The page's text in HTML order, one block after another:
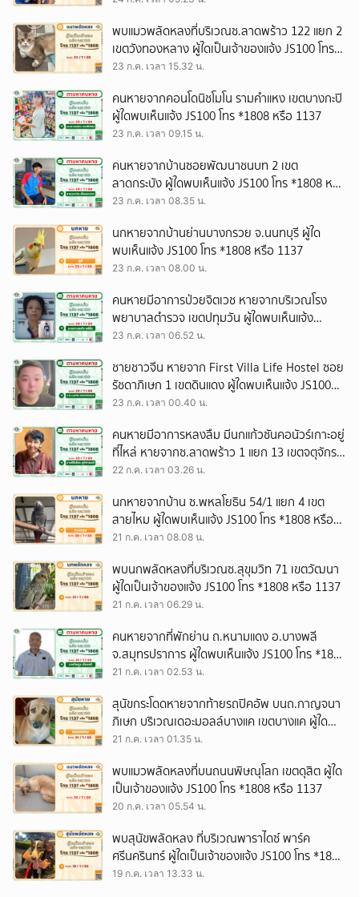
พบแมวพลัดหลงที่บริเวณซ.ลาดพร้าว 122 แยก 2
เขตวังทองหลาง ผู้ใดเป็นเจ้าของแจ้ง JS100 โทร
*1808 หรือ 1137
23 ก.ค. เวลา 15.32 น.
คนหายจากคอนโดนิชโมโน รามคำแหง เขตบางกะปิ
ผู้ใดพบเห็นแจ้ง JS100 โทร *1808 หรือ 1137
23 ก.ค. เวลา 09.15 น.
คนหายจากบ้านซอยพัฒนาชนบท 2 เขต
ลาดกระบัง ผู้ใดพบเห็นแจ้ง JS100 โทร *1808 หรือ
1137
23 ก.ค. เวลา 08.35 น.
นกหายจากบ้านย่านบางกรวย จ.นนทบุรี ผู้ใด
พบเห็นแจ้ง JS100 โทร *1808 หรือ 1137
23 ก.ค. เวลา 08.00 น.
คนหายมีอาการป่วยจิตเวช หายจากบริเวณโรง
พยาบาลตำรวจ เขตปทุมวัน ผู้ใดพบเห็นแจ้ง
JS100 โทร *1808 หรือ 1137
23 ก.ค. เวลา 06.52 น.
ชายชาวจีน หายจาก First Villa Life Hostel ซอย
รัชดาภิเษก 1 เขตดินแดง ผู้ใดพบเห็นแจ้ง JS100
โทร *1808 หรือ 1137
23 ก.ค. เวลา 00.40 น.
คนหายมีอาการหลงลืม มีนกแก้วซันคอนัวร์เกาะอยู่
ที่ไหล่ หายจากซ.ลาดพร้าว 1 แยก 13 เขตจตุจักร
ผู้ใดพบเห็นแจ้ง JS100 โทร *1808 หรือ 1137
22 ก.ค. เวลา 03.26 น.
นกหายจากบ้าน ซ.พหลโยธิน 54/1 แยก 4 เขต
สายไหม ผู้ใดพบเห็นแจ้ง JS100 โทร *1808 หรือ
1137
21 ก.ค. เวลา 08.08 น.
พบนกพลัดหลงที่บริเวณซ.สุขุมวิท 71 เขตวัฒนา
ผู้ใดเป็นเจ้าของแจ้ง JS100 โทร *1808 หรือ 1137
21 ก.ค. เวลา 06.29 น.
คนหายจากที่พักย่าน ถ.หนามแดง อ.บางพลี
จ.สมุทรปราการ ผู้ใดพบเห็นแจ้ง JS100 โทร *1808
หรือ 1137
21 ก.ค. เวลา 02.53 น.
สุนัขกระโดดหายจากท้ายรถปิคอัพ บนถ.กาญจนา
ภิเษก บริเวณเดอะมอลล์บางแค เขตบางแค ผู้ใด
พบเห็นแจ้ง JS100 โทร *1808 หรือ 1137
21 ก.ค. เวลา 01.35 น.
พบแมวพลัดหลงที่บนถนนพิษณุโลก เขตดุสิต ผู้ใด
เป็นเจ้าของแจ้ง JS100 โทร *1808 หรือ 1137
20 ก.ค. เวลา 05.54 น.
พบสุนัขพลัดหลง ที่บริเวณพาราไดซ์ พาร์ค
ศรีนครินทร์ ผู้ใดเป็นเจ้าของแจ้ง JS100 โทร *1808
หรือ 1137
19 ก.ค. เวลา 13.33 น.